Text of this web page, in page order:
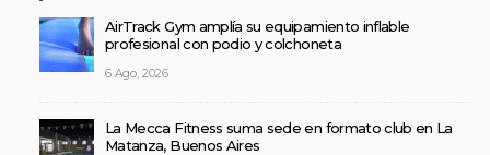
AirTrack Gym amplía su equipamiento inflable
profesional con podio y colchoneta
6 Ago, 2026
La Mecca Fitness suma sede en formato club en La
Matanza, Buenos Aires